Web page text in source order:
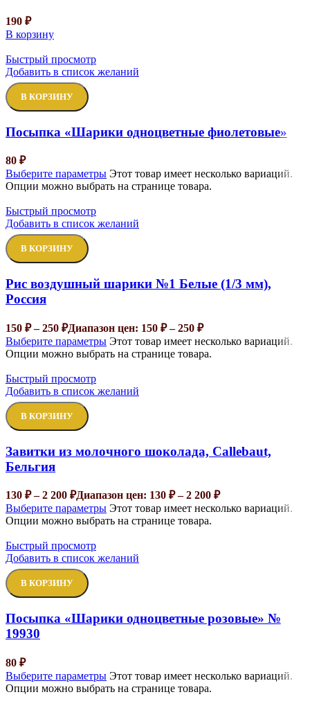
190 ₽
В корзину
Быстрый просмотр
Добавить в список желаний
В КОРЗИНУ
Посыпка «Шарики одноцветные фиолетовые»
80 ₽
Выберите параметры Этот товар имеет несколько вариаций.
Опции можно выбрать на странице товара.
Быстрый просмотр
Добавить в список желаний
В КОРЗИНУ
Рис воздушный шарики №1 Белые (1/3 мм),
Россия
150 ₽ – 250 ₽Диапазон цен: 150 ₽ – 250 ₽
Выберите параметры Этот товар имеет несколько вариаций.
Опции можно выбрать на странице товара.
Быстрый просмотр
Добавить в список желаний
В КОРЗИНУ
Завитки из молочного шоколада, Callebaut,
Бельгия
130 ₽ – 2 200 ₽Диапазон цен: 130 ₽ – 2 200 ₽
Выберите параметры Этот товар имеет несколько вариаций.
Опции можно выбрать на странице товара.
Быстрый просмотр
Добавить в список желаний
В КОРЗИНУ
Посыпка «Шарики одноцветные розовые» №
19930
80 ₽
Выберите параметры Этот товар имеет несколько вариаций.
Опции можно выбрать на странице товара.